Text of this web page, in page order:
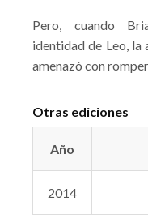
Pero, cuando
identidad de Leo, la
amenazó con
Otras ediciones
Año
2014